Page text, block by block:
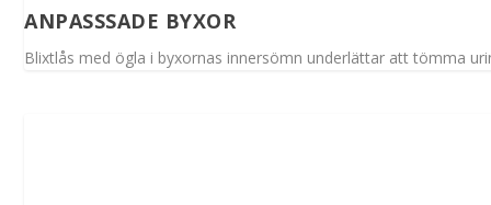
ANPASSSADE BYXOR
Blixtlås med ögla i byxornas innersömn underlättar att tömma